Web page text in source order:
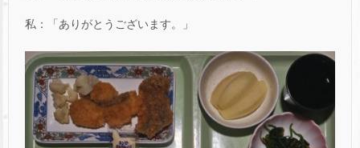
私：「ありがとうございます。」